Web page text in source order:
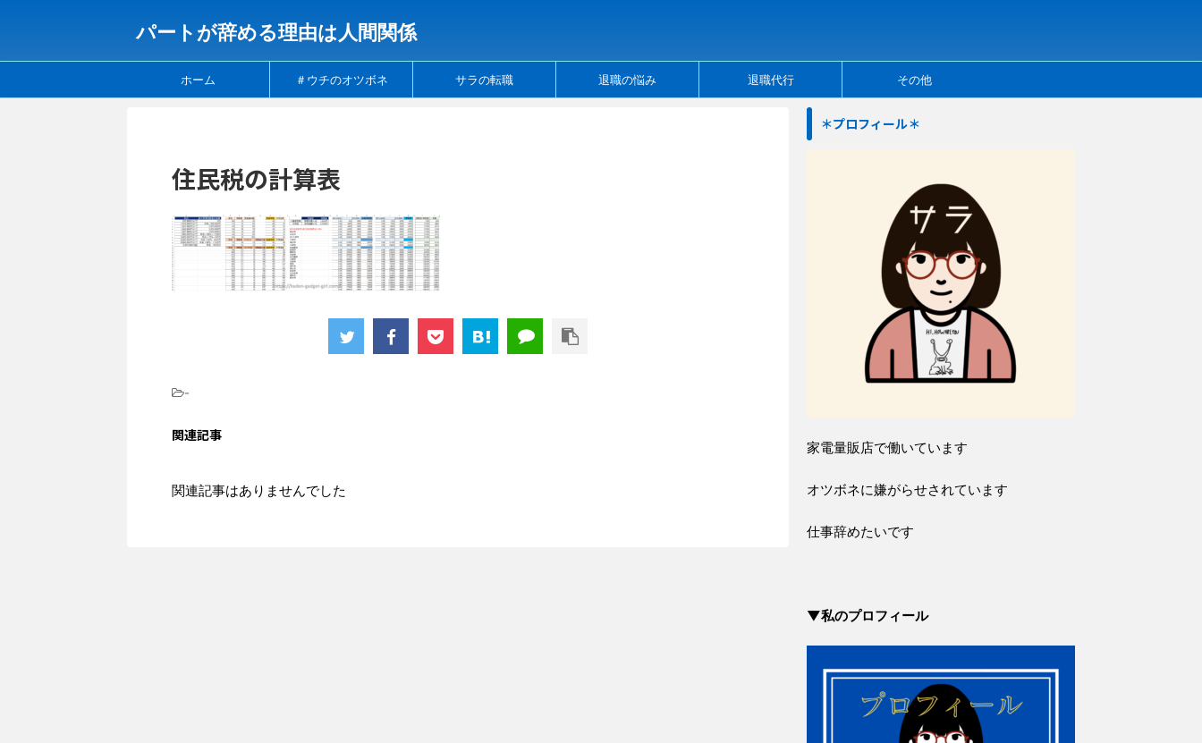
パートが辞める理由は人間関係
ホーム ＃ウチのオツボネ サラの転職 退職の悩み 退職代行 その他
住民税の計算表
-
関連記事
関連記事はありませんでした
＊プロフィール＊
家電量販店で働いています
オツボネに嫌がらせされています
仕事辞めたいです
▼私のプロフィール